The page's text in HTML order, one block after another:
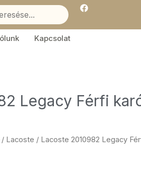
F
a
e
Kapcsolat
Legacy Férfi
/ Lacoste / Lacoste 2010982 Legacy